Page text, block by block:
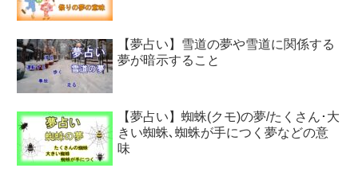
【夢占い】雪道の夢や雪道に関係する
夢が暗示すること
【夢占い】蜘蛛(クモ)の夢/たくさん･大
きい蜘蛛､蜘蛛が手につく夢などの意
味